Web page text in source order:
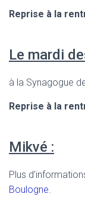
Reprise à la
Le mardi
à la Synagogue
Reprise à la
Mikvé :
Plus
Boulogne